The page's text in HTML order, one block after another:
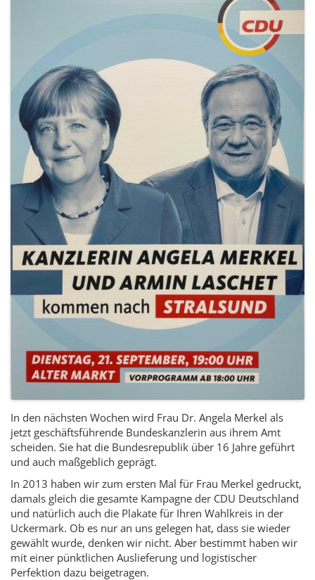
In den nächsten Wochen wird Frau Dr. Angela Merkel als
jetzt geschäftsführende Bundeskanzlerin aus ihrem Amt
scheiden. Sie hat die Bundesrepublik über 16 Jahre geführt
und auch maßgeblich geprägt.
In 2013 haben wir zum ersten Mal für Frau Merkel gedruckt,
damals gleich die gesamte Kampagne der CDU Deutschland
und natürlich auch die Plakate für Ihren Wahlkreis in der
Uckermark. Ob es nur an uns gelegen hat, dass sie wieder
gewählt wurde, denken wir nicht. Aber bestimmt haben wir
mit einer pünktlichen Auslieferung und logistischer
Perfektion dazu beigetragen.